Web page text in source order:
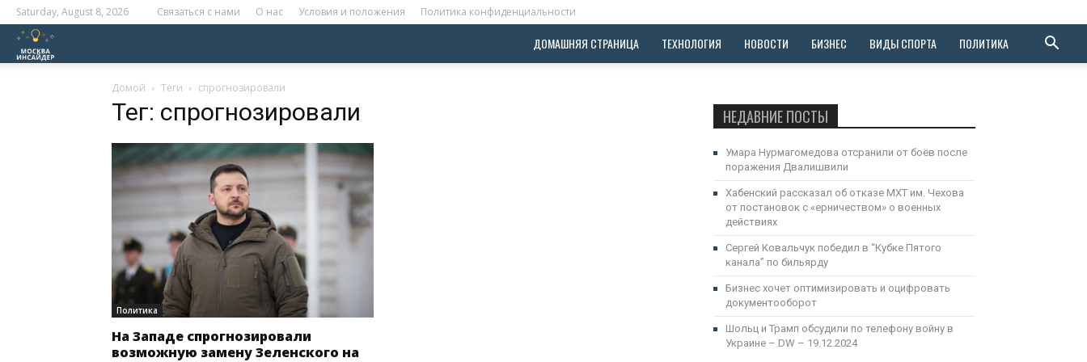
Saturday, August 8, 2026 Связаться с нами О нас Условия и положения Политика конфиденциальности
ДОМАШНЯЯ СТРАНИЦА ТЕХНОЛОГИЯ НОВОСТИ БИЗНЕС ВИДЫ СПОРТА ПОЛИТИКА
Домой Теги спрогнозировали
Тег: спрогнозировали
Политика
На Западе спрогнозировали
возможную замену Зеленского на
НЕДАВНИЕ ПОСТЫ
Умара Нурмагомедова отсранили от боёв после
поражения Двалишвили
Хабенский рассказал об отказе МХТ им. Чехова
от постановок с «ерничеством» о военных
действиях
Сергей Ковальчук победил в “Кубке Пятого
канала” по бильярду
Бизнес хочет оптимизировать и оцифровать
документооборот
Шольц и Трамп обсудили по телефону войну в
Украине – DW – 19.12.2024